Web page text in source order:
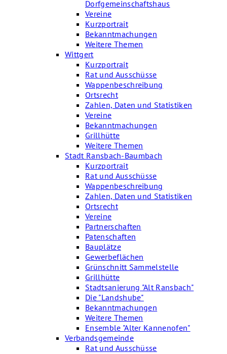
Dorfgemeinschaftshaus
Vereine
Kurzportrait
Bekanntmachungen
Weitere Themen
Wittgert
Kurzportrait
Rat und Ausschüsse
Wappenbeschreibung
Ortsrecht
Zahlen, Daten und Statistiken
Vereine
Bekanntmachungen
Grillhütte
Weitere Themen
Stadt Ransbach-Baumbach
Kurzportrait
Rat und Ausschüsse
Wappenbeschreibung
Zahlen, Daten und Statistiken
Ortsrecht
Vereine
Partnerschaften
Patenschaften
Bauplätze
Gewerbeflächen
Grünschnitt Sammelstelle
Grillhütte
Stadtsanierung "Alt Ransbach"
Die "Landshube"
Bekanntmachungen
Weitere Themen
Ensemble "Alter Kannenofen"
Verbandsgemeinde
Rat und Ausschüsse